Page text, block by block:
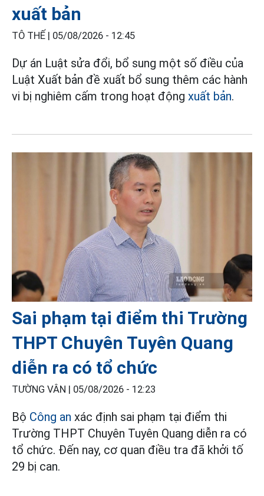
xuất bản
TÔ THẾ | 05/08/2026 - 12:45
Dự án Luật sửa đổi, bổ sung một số điều của
Luật Xuất bản đề xuất bổ sung thêm các hành
vi bị nghiêm cấm trong hoạt động xuất bản.
Sai phạm tại điểm thi Trường
THPT Chuyên Tuyên Quang
diễn ra có tổ chức
TƯỜNG VÂN | 05/08/2026 - 12:23
Bộ Công an xác định sai phạm tại điểm thi
Trường THPT Chuyên Tuyên Quang diễn ra có
tổ chức. Đến nay, cơ quan điều tra đã khởi tố
29 bị can.